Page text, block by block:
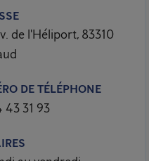
de l'Héliport, 83310
DE TÉLÉPHONE
43 31 93